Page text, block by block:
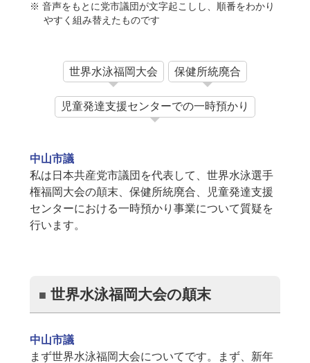
音声をもとに党市議団が文字起こしし、順番をわかり
やすく組み替えたものです
世界水泳福岡大会 保健所統廃合
児童発達支援センターでの一時預かり
中山市議
私は日本共産党市議団を代表して、世界水泳選手
権福岡大会の顛末、保健所統廃合、児童発達支援
センターにおける一時預かり事業について質疑を
行います。
世界水泳福岡大会の顛末
中山市議
まず世界水泳福岡大会についてです。まず、新年